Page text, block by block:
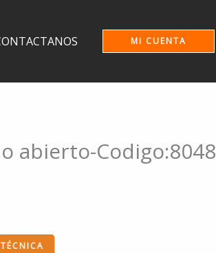
MI CUENTA
abierto-Codigo:8048